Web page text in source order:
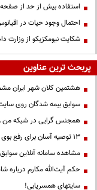
استفاده بیش از حد از
احتمال وجود حیات در
شکایت نیومکزیکو از وزارت
پربحث ترین عناوین
هشتمین کلان شهر ایران
سوابق بیمه شدگان روی
همجنس گرایی در شبکه من
13 توصیه آسان برای رفع بوی بد دهان
مشاهده سامانه آنلاين
حكم آيت‌الله مكارم درباره
سایتهای همسریابی!